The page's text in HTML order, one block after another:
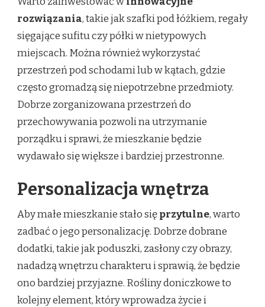
rozwiązania, takie jak szafki pod łóżkiem, regały
sięgające sufitu czy półki w nietypowych
miejscach. Można również wykorzystać
przestrzeń pod schodami lub w kątach, gdzie
często gromadzą się niepotrzebne przedmioty.
Dobrze zorganizowana przestrzeń do
przechowywania pozwoli na utrzymanie
porządku i sprawi, że mieszkanie będzie
wydawało się większe i bardziej przestronne.
Personalizacja wnętrza
Aby małe mieszkanie stało sięprzytulne, warto
zadbać o jego personalizację. Dobrze dobrane
dodatki, takie jak poduszki, zasłony czy obrazy,
nadadzą wnętrzu charakteru i sprawią, że będzie
ono bardziej przyjazne. Rośliny doniczkowe to
kolejny element, który wprowadza życie i